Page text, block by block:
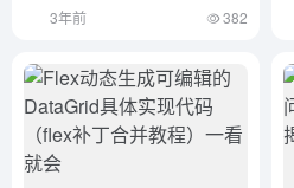
3年前 382